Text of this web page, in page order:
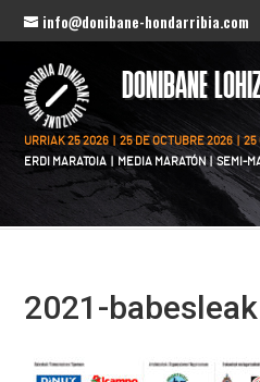
info@donibane-hondarribia.com
DONIBANE
URRIAK 25 2026 | 25 DE OCTUBRE 2026 | 25
ERDI MARATOIA | MEDIA MARATÓN | SEMI-
2021-babesleak